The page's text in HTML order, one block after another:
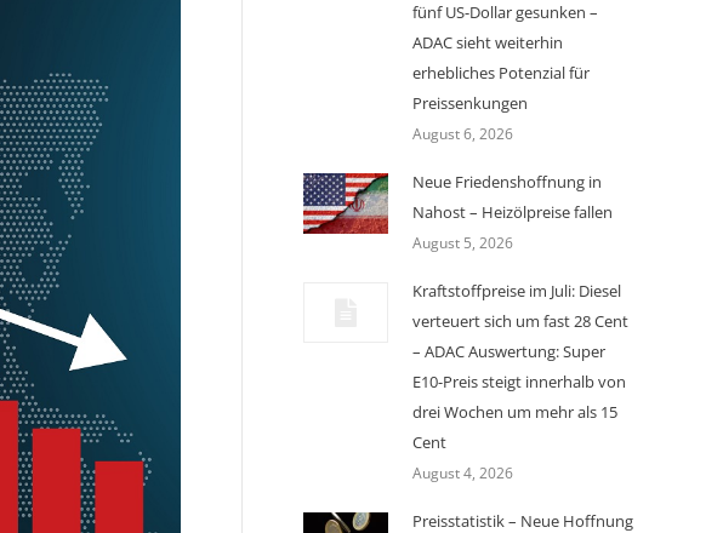
fünf US-Dollar gesunken –
ADAC sieht weiterhin
erhebliches Potenzial für
Preissenkungen
August 6, 2026
Neue Friedenshoffnung in
Nahost – Heizölpreise fallen
August 5, 2026
Kraftstoffpreise im Juli: Diesel
verteuert sich um fast 28 Cent
– ADAC Auswertung: Super
E10-Preis steigt innerhalb von
drei Wochen um mehr als 15
Cent
August 4, 2026
Preisstatistik – Neue Hoffnung